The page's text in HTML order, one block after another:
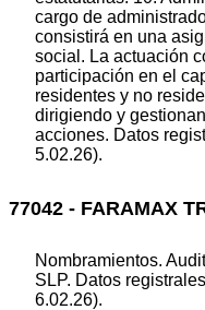
cargo de
consistirá en una
social. La actuación
participación en el
residentes y no
dirigiendo y
acciones. Datos
5.02.26).
77042 - FARAMAX
Nombramientos.
SLP. Datos
6.02.26).